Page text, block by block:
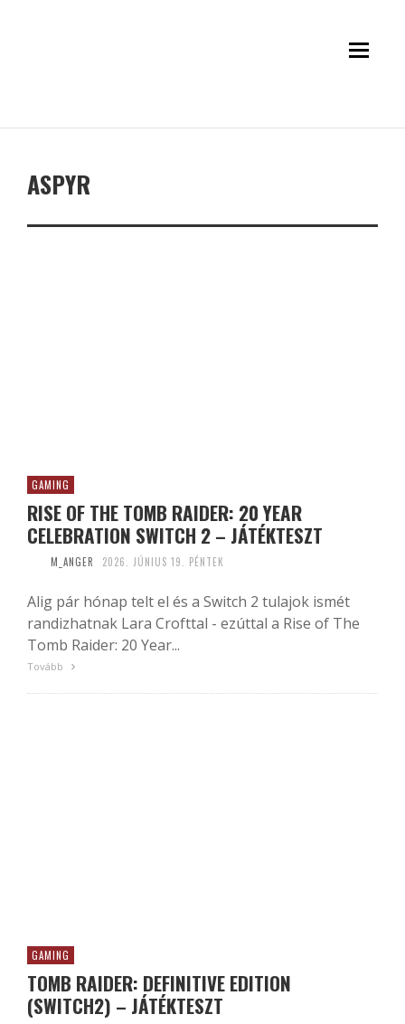
ASPYR
GAMING
RISE OF THE TOMB RAIDER: 20 YEAR
CELEBRATION SWITCH 2 – JÁTÉKTESZT
M_ANGER 2026. JÚNIUS 19. PÉNTEK
Alig pár hónap telt el és a Switch 2 tulajok ismét
randizhatnak Lara Crofttal - ezúttal a Rise of The
Tomb Raider: 20 Year...
Tovább
GAMING
TOMB RAIDER: DEFINITIVE EDITION
(SWITCH2) – JÁTÉKTESZT